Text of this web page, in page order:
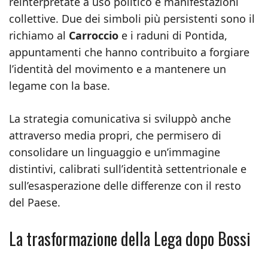
collettive. Due dei simboli più persistenti sono il
richiamo al Carroccio e i raduni di Pontida,
appuntamenti che hanno contribuito a forgiare
l’identità del movimento e a mantenere un
legame con la base.
La strategia comunicativa si sviluppò anche
attraverso media propri, che permisero di
consolidare un linguaggio e un’immagine
distintivi, calibrati sull’identità settentrionale e
sull’esasperazione delle differenze con il resto
del Paese.
La trasformazione della Lega dopo Bossi